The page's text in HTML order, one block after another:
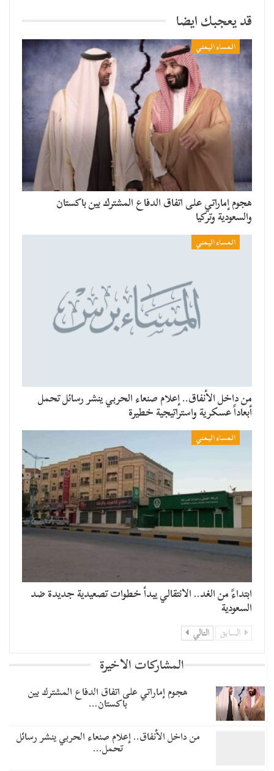
قد يعجبك ايضا
المساء اليمني
هجوم إماراتي على اتفاق الدفاع المشترك بين باكستان
والسعودية وتركيا
المساء اليمني
من داخل الأنفاق.. إعلام صنعاء الحربي ينشر رسائل تحمل
أبعاداً عسكرية واستراتيجية خطيرة
المساء اليمني
​ابتداءً من الغد.. الانتقالي يبدأ خطوات تصعيدية جديدة ضد
السعودية
السابق التالي
المشاركات الاخيرة
هجوم إماراتي على اتفاق الدفاع المشترك بين
باكستان…
من داخل الأنفاق.. إعلام صنعاء الحربي ينشر رسائل
تحمل…